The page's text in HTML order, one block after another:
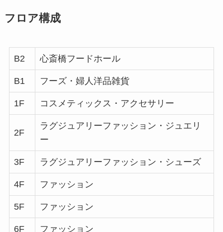
フロア構成
B2 心斎橋フードホール
B1 フーズ・婦人洋品雑貨
1F コスメティックス・アクセサリー
2F
ラグジュアリーファッション・ジュエリ
ー
3F ラグジュアリーファッション・シューズ
4F ファッション
5F ファッション
6F ファッション